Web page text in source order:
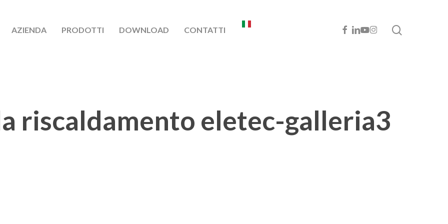
AZIENDA PRODOTTI DOWNLOAD CONTATTI FACEBOOK
LINKEDIN
YOUTUBE
INSTAGRAM
riscaldamento eletec-galleria3